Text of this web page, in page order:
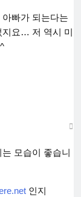
빠가 되는다는
지요… 저 역시 미
모습이 좋습니
인지